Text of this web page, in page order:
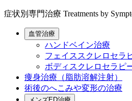
症状別専門治療 Treatments by
血管治療
ハンドベイン治療
フェイススクレロセラ
ボディスクレロセラピ
痩身治療（脂肪溶解注射）
術後のへこみや変形の治療